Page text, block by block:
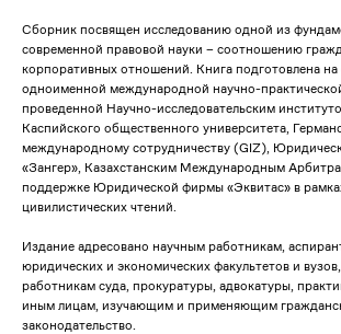
Сборник посвящен исследованию одной из
современной правовой науки – соотношению
корпоративных отношений. Книга подготовлена на
одноименной международной научно-
проведенной Научно-исследовательским
Каспийского общественного университета,
международному сотрудничеству (GIZ),
«Зангер», Казахстанским Международным
поддержке Юридической фирмы «Эквитас» в
цивилистических чтений.
Издание адресовано научным работникам,
юридических и экономических факультетов и
работникам суда, прокуратуры, адвокатуры,
иным лицам, изучающим и применяющим
законодательство.